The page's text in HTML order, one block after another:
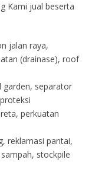
Kami jual beserta
jalan raya,
(drainase), roof
garden, separator
perkuatan
reklamasi pantai,
stockpile